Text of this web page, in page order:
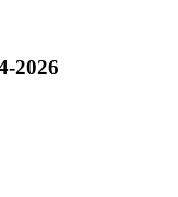
2026